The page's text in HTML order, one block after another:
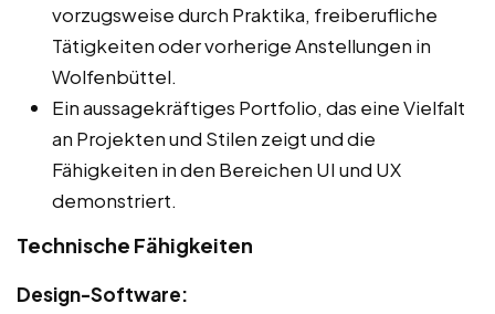
vorzugsweise durch Praktika, freiberufliche
Tätigkeiten oder vorherige Anstellungen in
Wolfenbüttel.
Ein aussagekräftiges Portfolio, das eine Vielfalt
an Projekten und Stilen zeigt und die
Fähigkeiten in den Bereichen UI und UX
demonstriert.
Technische Fähigkeiten
Design-Software: